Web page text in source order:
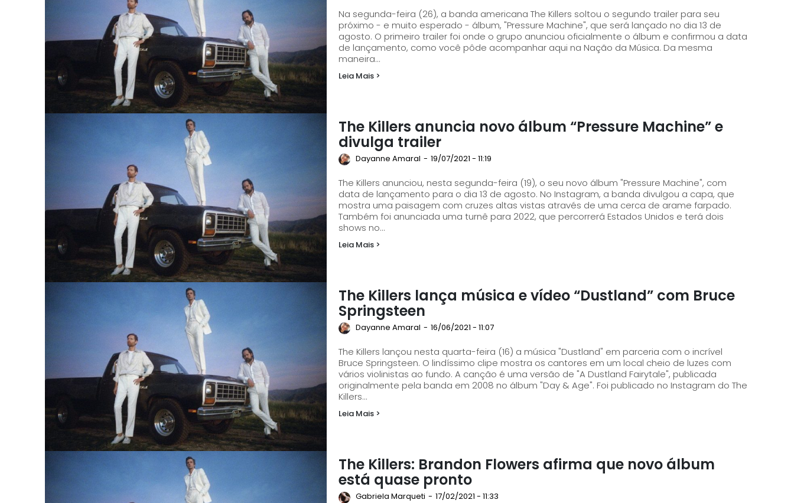
Na segunda-feira (26), a banda americana The Killers soltou o segundo trailer para seu
próximo - e muito esperado - álbum, "Pressure Machine", que será lançado no dia 13 de
agosto. O primeiro trailer foi onde o grupo anunciou oficialmente o álbum e confirmou a data
de lançamento, como você pôde acompanhar aqui na Nação da Música. Da mesma
maneira...
Leia Mais >
The Killers anuncia novo álbum “Pressure Machine” e
divulga trailer
Dayanne Amaral - 19/07/2021 - 11:19
The Killers anunciou, nesta segunda-feira (19), o seu novo álbum "Pressure Machine", com
data de lançamento para o dia 13 de agosto. No Instagram, a banda divulgou a capa, que
mostra uma paisagem com cruzes altas vistas através de uma cerca de arame farpado.
Também foi anunciada uma turnê para 2022, que percorrerá Estados Unidos e terá dois
shows no...
Leia Mais >
The Killers lança música e vídeo “Dustland” com Bruce
Springsteen
Dayanne Amaral - 16/06/2021 - 11:07
The Killers lançou nesta quarta-feira (16) a música "Dustland" em parceria com o incrível
Bruce Springsteen. O lindíssimo clipe mostra os cantores em um local cheio de luzes com
vários violinistas ao fundo. A canção é uma versão de "A Dustland Fairytale", publicada
originalmente pela banda em 2008 no álbum "Day & Age". Foi publicado no Instagram do The
Killers...
Leia Mais >
The Killers: Brandon Flowers afirma que novo álbum
está quase pronto
Gabriela Marqueti - 17/02/2021 - 11:33